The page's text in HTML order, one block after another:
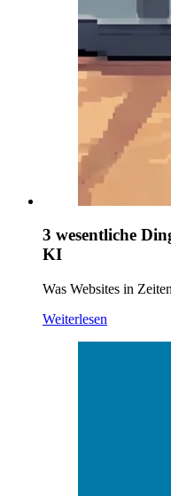
3 wesentliche
KI
Was Websites in
Weiterlesen